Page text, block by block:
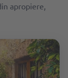
apropiere,